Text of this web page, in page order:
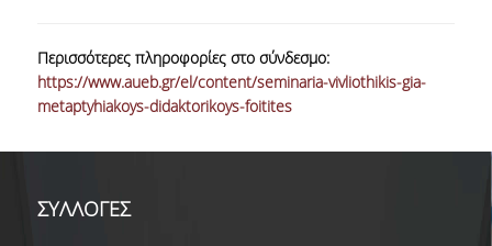
ΔΙΑΔΑΝΕΙΣΜΟΣ
ΦΩΤΟΤΥΠΗΣΗ –
Περισσότερες πληροφορίες στο σύνδεσμο:
https://www.aueb.gr/el/content/seminaria-vivliothikis-gia-
metaptyhiakoys-didaktorikoys-foitites
ΣΥΛΛΟΓΕΣ